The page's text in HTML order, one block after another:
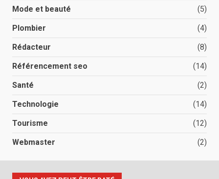
Mode et beauté (5)
Plombier (4)
Rédacteur (8)
Référencement seo (14)
Santé (2)
Technologie (14)
Tourisme (12)
Webmaster (2)